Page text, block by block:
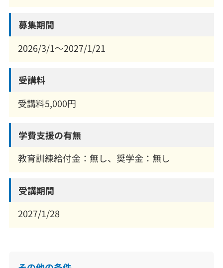
募集期間
2026/3/1～2027/1/21
受講料
受講料5,000円
学費支援の有無
教育訓練給付金：無し、奨学金：無し
受講期間
2027/1/28